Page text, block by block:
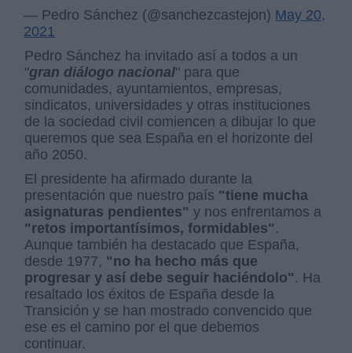
— Pedro Sánchez (@sanchezcastejon) May 20,
2021
Pedro Sánchez ha invitado así a todos a un
"gran diálogo nacional" para que
comunidades, ayuntamientos, empresas,
sindicatos, universidades y otras instituciones
de la sociedad civil comiencen a dibujar lo que
queremos que sea España en el horizonte del
año 2050.
El presidente ha afirmado durante la
presentación que nuestro país "tiene mucha
asignaturas pendientes" y nos enfrentamos a
"retos importantísimos, formidables" .
Aunque también ha destacado que España,
desde 1977, "no ha hecho más que
progresar y así debe seguir haciéndolo" . Ha
resaltado los éxitos de España desde la
Transición y se han mostrado convencido que
ese es el camino por el que debemos
continuar.